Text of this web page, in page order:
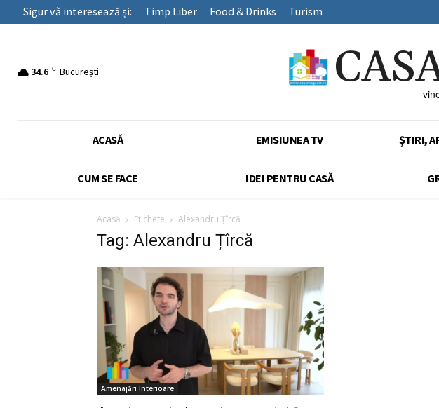
Sigur vă interesează și: Timp Liber Food & Drinks Turism
34.6 C București
ACASĂ EMISIUNEA TV ȘTIRI,
CUM SE FACE IDEI PENTRU CASĂ
Acasă Etichete Alexandru Țîrcă
Tag: Alexandru Țîrcă
Amenajări Interioare